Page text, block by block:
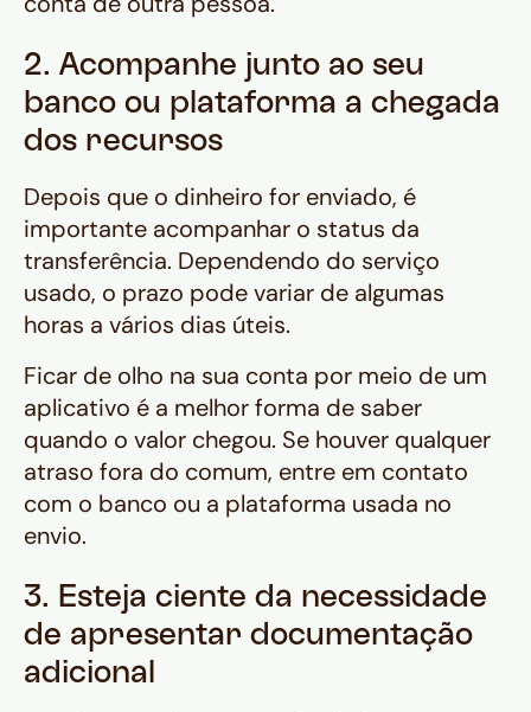
2. Acompanhe junto ao seu
banco ou plataforma a chegada
dos recursos
Depois que o dinheiro for enviado, é
importante acompanhar o status da
transferência. Dependendo do serviço
usado, o prazo pode variar de algumas
horas a vários dias úteis.
Ficar de olho na sua conta por meio de um
aplicativo é a melhor forma de saber
quando o valor chegou. Se houver qualquer
atraso fora do comum, entre em contato
com o banco ou a plataforma usada no
envio.
3. Esteja ciente da necessidade
de apresentar documentação
adicional